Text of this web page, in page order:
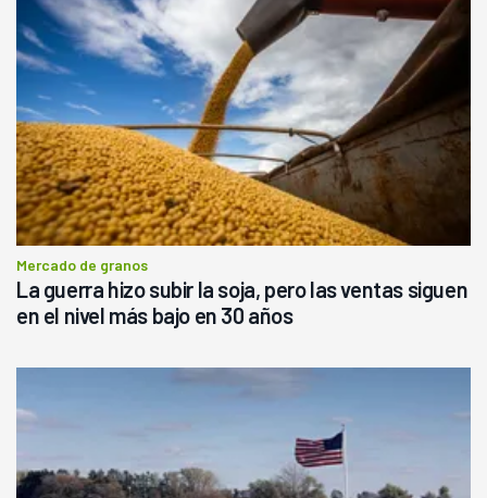
Mercado de granos
La guerra hizo subir la soja, pero las ventas siguen
en el nivel más bajo en 30 años